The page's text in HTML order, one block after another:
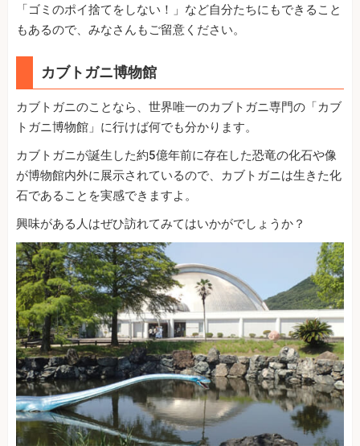
「ゴミのポイ捨てをしない！」など自分たちにもできること
もあるので、みなさんもご留意ください。
カブトガニ博物館
カブトガニのことなら、世界唯一のカブトガニ専門の「カブ
トガニ博物館」に行けば何でも分かります。
カブトガニが誕生した約5億年前に存在した恐竜の化石や像
が博物館内外に展示されているので、カブトガニは生きた化
石であることを実感できますよ。
興味がある人はぜひ訪れてみてはいかがでしょうか？